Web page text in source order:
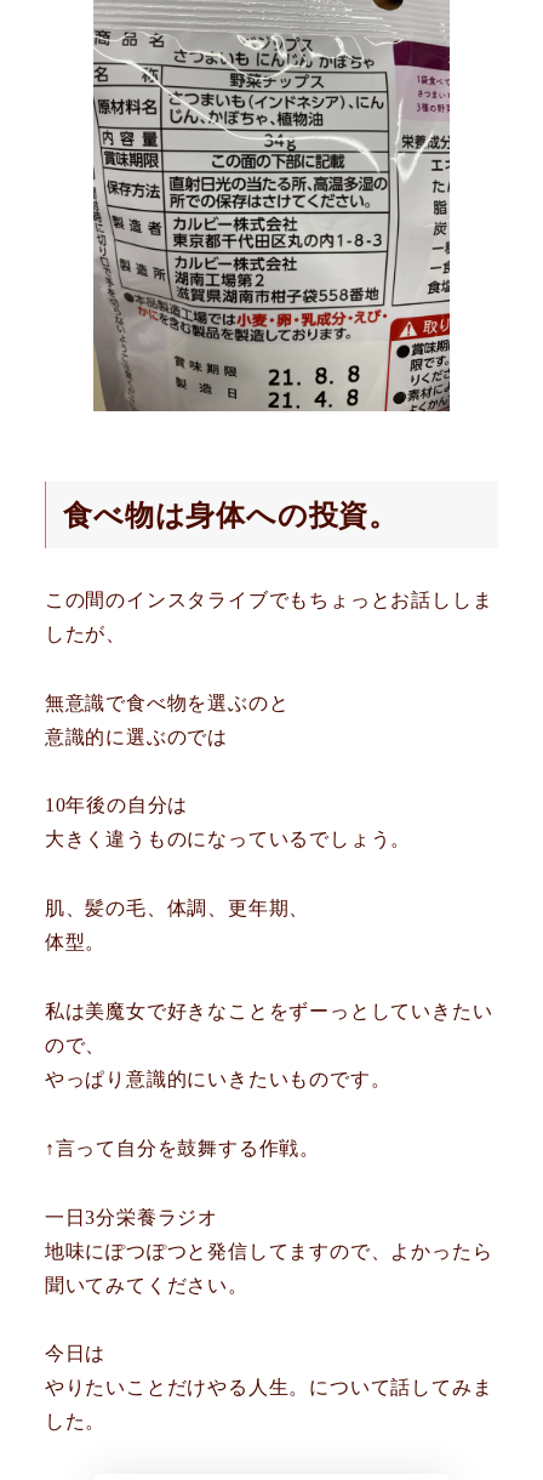
食べ物は身体への投資。
この間のインスタライブでもちょっとお話ししま
したが、
無意識で食べ物を選ぶのと
意識的に選ぶのでは
10年後の自分は
大きく違うものになっているでしょう。
肌、髪の毛、体調、更年期、
体型。
私は美魔女で好きなことをずーっとしていきたい
ので、
やっぱり意識的にいきたいものです。
↑言って自分を鼓舞する作戦。
一日3分栄養ラジオ
地味にぽつぽつと発信してますので、よかったら
聞いてみてください。
今日は
やりたいことだけやる人生。について話してみま
した。